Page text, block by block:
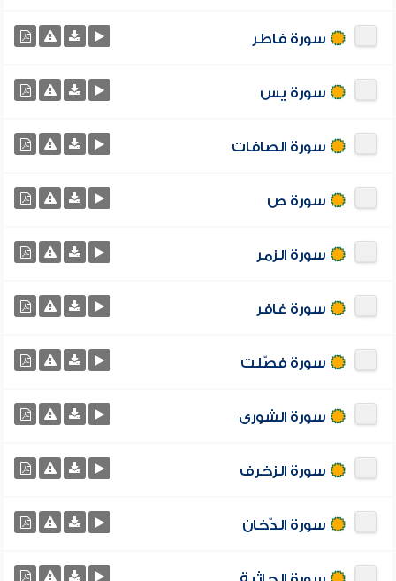
سورة فاطر
سورة يس
سورة الصافات
سورة ص
سورة الزمر
سورة غافر
سورة فصّلت
سورة الشورى
سورة الزخرف
سورة الدّخان